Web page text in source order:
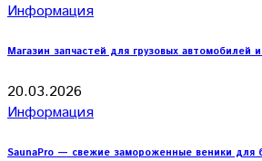
Информация
Магазин запчастей для грузовых автомобилей
20.03.2026
Информация
SaunaPro — свежие замороженные веники для